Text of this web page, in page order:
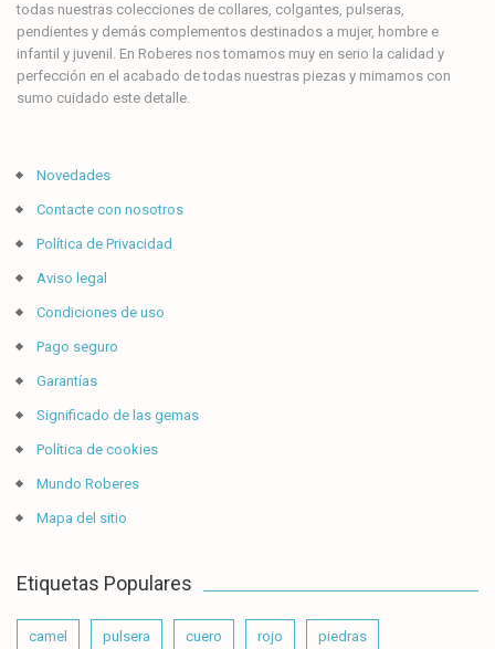
todas nuestras colecciones de collares, colgantes, pulseras,
pendientes y demás complementos destinados a mujer, hombre e
infantil y juvenil. En Roberes nos tomamos muy en serio la calidad y
perfección en el acabado de todas nuestras piezas y mimamos con
sumo cuidado este detalle.
Novedades
Contacte con nosotros
Política de Privacidad
Aviso legal
Condiciones de uso
Pago seguro
Garantías
Significado de las gemas
Política de cookies
Mundo Roberes
Mapa del sitio
Etiquetas Populares
camel pulsera cuero rojo piedras